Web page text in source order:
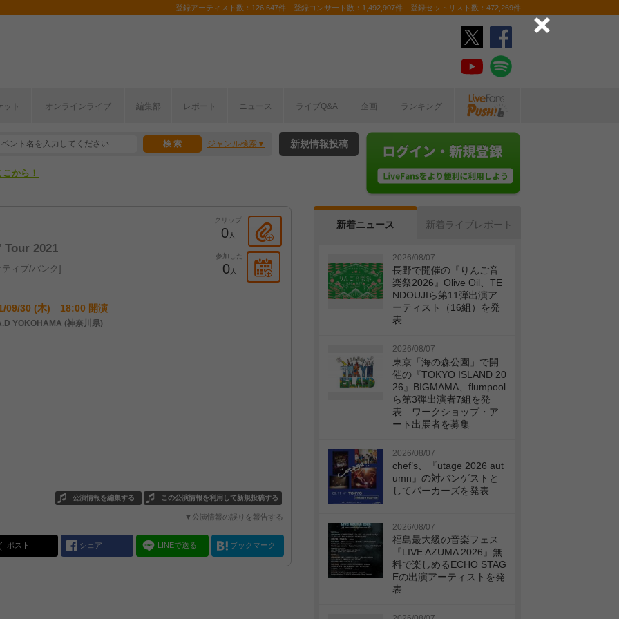
登録アーティスト数：126,647件 登録コンサート数：1,492,907件 登録セットリスト数：472,269件
ット オンラインライブ 編集部 レポート ニュース ライブQ&A 企画 ランキング
ジャンル検索
半期編発表！
から！
新規情報投稿
Tour 2021
クリップ
0人
参加した
0人
ィブ/パンク
09/30 (木) 18:00 開演
YOKOHAMA (神奈川県)
この公演情報を利用して新規投稿する
公演情報を編集する
▼公演情報の誤りを報告する
ポスト シェア LINEで送る ブックマーク
新着ニュース 新着ライブレポート
2026/08/07
長野で開催の『りんご音
楽祭2026』Olive Oil、TE
NDOUJIら第11弾出演ア
ーティスト（16組）を発
表
2026/08/07
東京「海の森公園」で開
催の『TOKYO ISLAND 20
26』BIGMAMA、flumpool
ら第3弾出演者7組を発
表 ワークショップ・ア
ート出展者を募集
2026/08/07
chef’s、『utage 2026 aut
umn』の対バンゲストと
してパーカーズを発表
2026/08/07
福島最大級の音楽フェス
『LIVE AZUMA 2026』無
料で楽しめるECHO STAG
Eの出演アーティストを発
表